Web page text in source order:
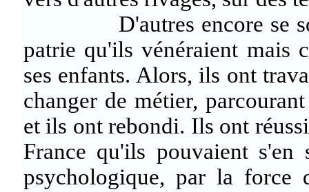
D'autres encore se sont
patrie qu'ils vénéraient mais
ses enfants. Alors, ils ont
changer de métier,
et ils ont rebondi. Ils ont
France qu'ils pouvaient s'en
psychologique, par la